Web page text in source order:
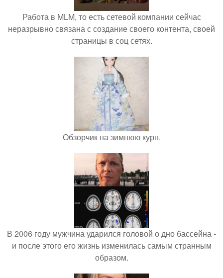
Работа в MLM, то есть сетевой компании сейчас
неразрывно связана с создание своего контента, своей
страницы в соц сетях.
Обзорчик на зимнюю курн.
В 2006 году мужчина ударился головой о дно бассейна -
и после этого его жизнь изменилась самым странным
образом.